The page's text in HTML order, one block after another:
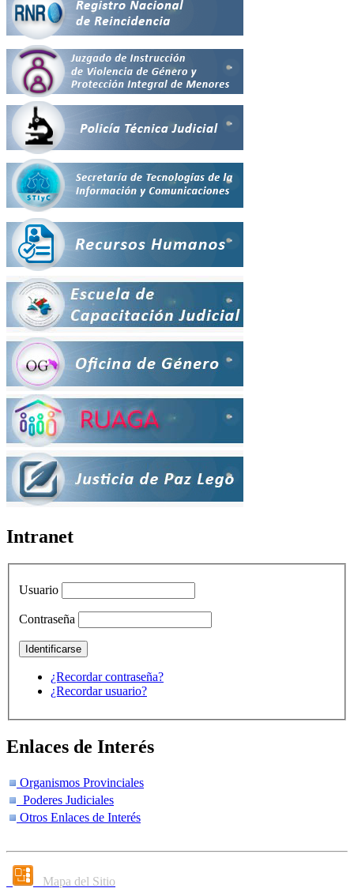
Intranet
Usuario
Contraseña
¿Recordar contraseña?
¿Recordar usuario?
Enlaces de Interés
Organismos Provinciales
Poderes Judiciales
Otros Enlaces de Interés
Mapa del Sitio